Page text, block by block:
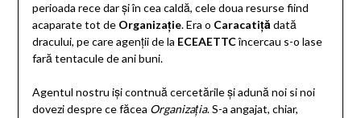
perioada rece dar și în cea caldă, cele doua resurse fiind
acaparate tot de Organizație. Era o Caracatiță dată
dracului, pe care agenții de la ECEAETTCîncercau s-o lase
fară tentacule de ani buni.
Agentul nostru iși contnuă cercetările și adună noi si noi
dovezi despre ce făcea Organizația. S-a angajat, chiar,